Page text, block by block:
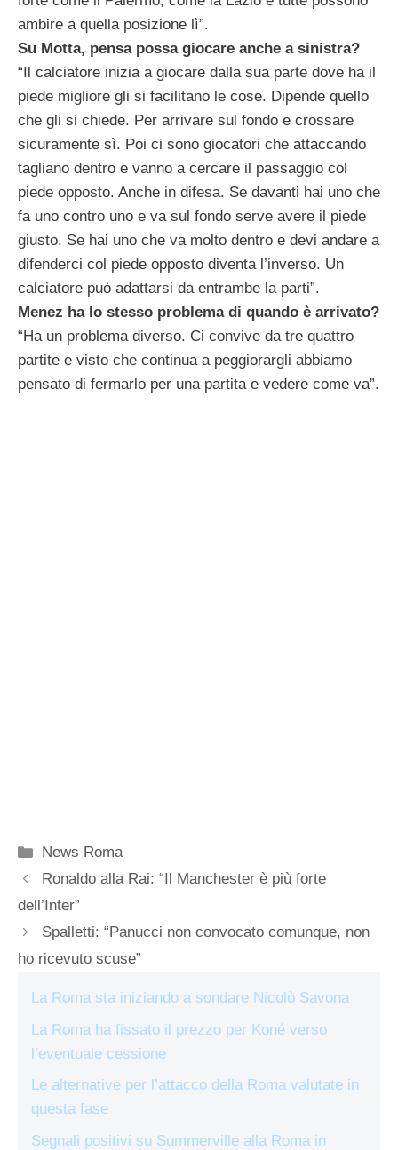
ambire a quella posizione lì”.
Su Motta, pensa possa giocare anche a sinistra?
“Il calciatore inizia a giocare dalla sua parte dove ha il
piede migliore gli si facilitano le cose. Dipende quello
che gli si chiede. Per arrivare sul fondo e crossare
sicuramente sì. Poi ci sono giocatori che attaccando
tagliano dentro e vanno a cercare il passaggio col
piede opposto. Anche in difesa. Se davanti hai uno che
fa uno contro uno e va sul fondo serve avere il piede
giusto. Se hai uno che va molto dentro e devi andare a
difenderci col piede opposto diventa l’inverso. Un
calciatore può adattarsi da entrambe la parti”.
Menez ha lo stesso problema di quando è arrivato?
“Ha un problema diverso. Ci convive da tre quattro
partite e visto che continua a peggiorargli abbiamo
pensato di fermarlo per una partita e vedere come va”.
Categorie
News Roma
Ronaldo alla Rai: “Il Manchester è più forte
dell’Inter”
Spalletti: “Panucci non convocato comunque, non
ho ricevuto scuse”
La Roma sta iniziando a sondare Nicolò Savona
La Roma ha fissato il prezzo per Koné verso
l’eventuale cessione
Le alternative per l’attacco della Roma valutate in
questa fase
Segnali positivi su Summerville alla Roma in